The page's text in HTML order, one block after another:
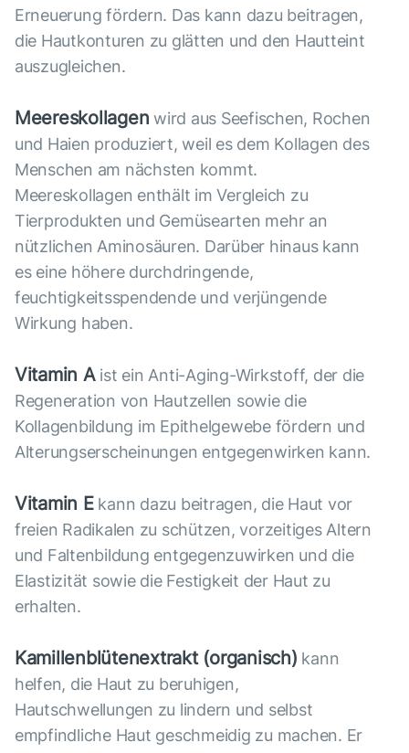
Erneuerung fördern. Das kann dazu beitragen,
die Hautkonturen zu glätten und den Hautteint
auszugleichen.
Meereskollagen wird aus Seefischen, Rochen
und Haien produziert, weil es dem Kollagen des
Menschen am nächsten kommt.
Meereskollagen enthält im Vergleich zu
Tierprodukten und Gemüsearten mehr an
nützlichen Aminosäuren. Darüber hinaus kann
es eine höhere durchdringende,
feuchtigkeitsspendende und verjüngende
Wirkung haben.
Vitamin Aist ein Anti-Aging-Wirkstoff, der die
Regeneration von Hautzellen sowie die
Kollagenbildung im Epithelgewebe fördern und
Alterungserscheinungen entgegenwirken kann.
Vitamin Ekann dazu beitragen, die Haut vor
freien Radikalen zu schützen, vorzeitiges Altern
und Faltenbildung entgegenzuwirken und die
Elastizität sowie die Festigkeit der Haut zu
erhalten.
Kamillenblütenextrakt (organisch) kann
helfen, die Haut zu beruhigen,
Hautschwellungen zu lindern und selbst
empfindliche Haut geschmeidig zu machen. Er